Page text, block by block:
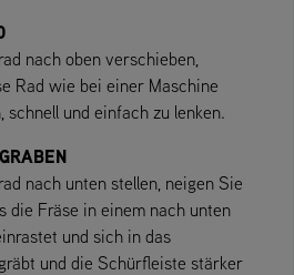
nach oben verschieben,
Rad wie bei einer Maschine
schnell und einfach zu lenken.
nach unten stellen, neigen Sie
die Fräse in einem nach unten
und sich in das
und die Schürfleiste stärker